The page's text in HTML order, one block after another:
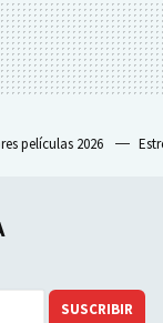
películas 2026
SUSCRIBIR